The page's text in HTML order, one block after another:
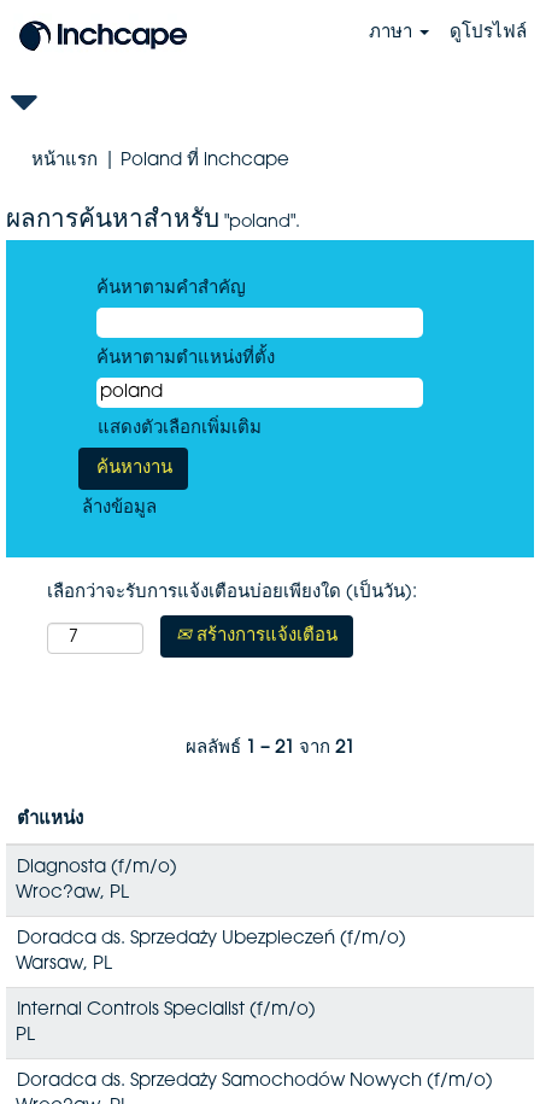
ภาษา ดูโปรไฟล์
หน้าแรก Poland ที่ inchcape
ผลการค้นหาสำหรับ "poland".
ค้นหาตามคำสำคัญ
ค้นหาตามตำแหน่งที่ตั้ง
แสดงตัวเลือกเพิ่มเติม
ล้างข้อมูล
เลือกว่าจะรับการแจ้งเตือนบ่อยเพียงใด (เป็นวัน):
สร้างการแจ้งเตือน
ผลลัพธ์ 1 – 21 จาก 21
ตำแหน่ง
Diagnosta (f/m/o)
Wroc?aw, PL
Doradca ds. Sprzedaży Ubezpieczeń (f/m/o)
Warsaw, PL
Internal Controls Specialist (f/m/o)
PL
Doradca ds. Sprzedaży Samochodów Nowych (f/m/o)